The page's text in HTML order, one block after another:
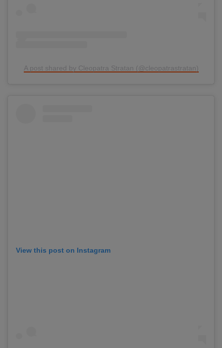
A post shared by Cleopatra Stratan (@cleopatrastratan)
View this post on Instagram